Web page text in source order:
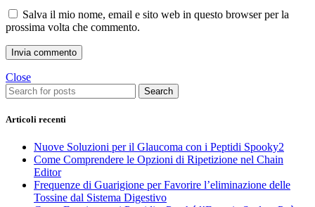
Salva il mio nome, email e sito web in questo browser per la
prossima volta che commento.
Close
Search
Articoli recenti
Nuove Soluzioni per il Glaucoma con i Peptidi Spooky2
Come Comprendere le Opzioni di Ripetizione nel Chain
Editor
Frequenze di Guarigione per Favorire l’eliminazione delle
Tossine dal Sistema Digestivo